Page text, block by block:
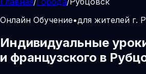
Онлайн Обучение•для жителей г.
Индивидуальные
и французского в